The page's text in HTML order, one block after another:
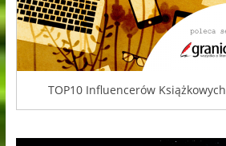
TOP10 Influencerów Książkowych